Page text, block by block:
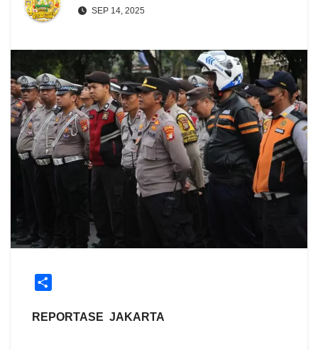
SEP 14, 2025
a
REPORTASE JAKARTA